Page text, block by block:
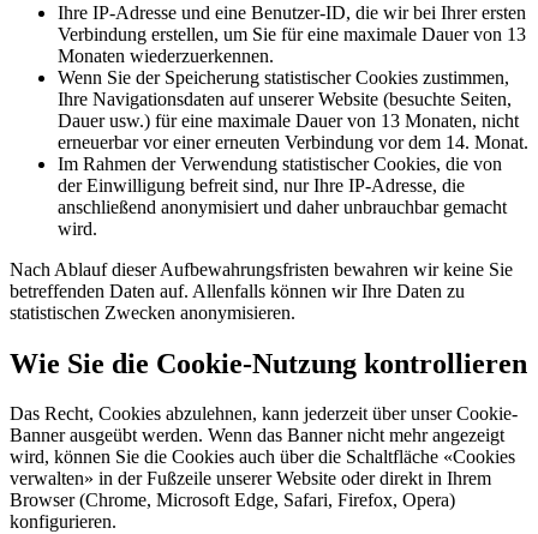
Ihre IP-Adresse und eine Benutzer-ID, die wir bei Ihrer ersten
Verbindung erstellen, um Sie für eine maximale Dauer von 13
Monaten wiederzuerkennen.
Wenn Sie der Speicherung statistischer Cookies zustimmen,
Ihre Navigationsdaten auf unserer Website (besuchte Seiten,
Dauer usw.) für eine maximale Dauer von 13 Monaten, nicht
erneuerbar vor einer erneuten Verbindung vor dem 14. Monat.
Im Rahmen der Verwendung statistischer Cookies, die von
der Einwilligung befreit sind, nur Ihre IP-Adresse, die
anschließend anonymisiert und daher unbrauchbar gemacht
wird.
Nach Ablauf dieser Aufbewahrungsfristen bewahren wir keine Sie
betreffenden Daten auf. Allenfalls können wir Ihre Daten zu
statistischen Zwecken anonymisieren.
Wie Sie die Cookie-Nutzung kontrollieren
Das Recht, Cookies abzulehnen, kann jederzeit über unser Cookie-
Banner ausgeübt werden. Wenn das Banner nicht mehr angezeigt
wird, können Sie die Cookies auch über die Schaltfläche «Cookies
verwalten» in der Fußzeile unserer Website oder direkt in Ihrem
Browser (Chrome, Microsoft Edge, Safari, Firefox, Opera)
konfigurieren.